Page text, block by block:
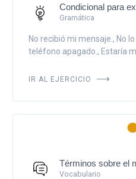
Condicional para
Gramática
No recibió mi mensaje., No
teléfono apagado., Estaría
IR AL EJERCICIO
Términos sobre el
Vocabulario